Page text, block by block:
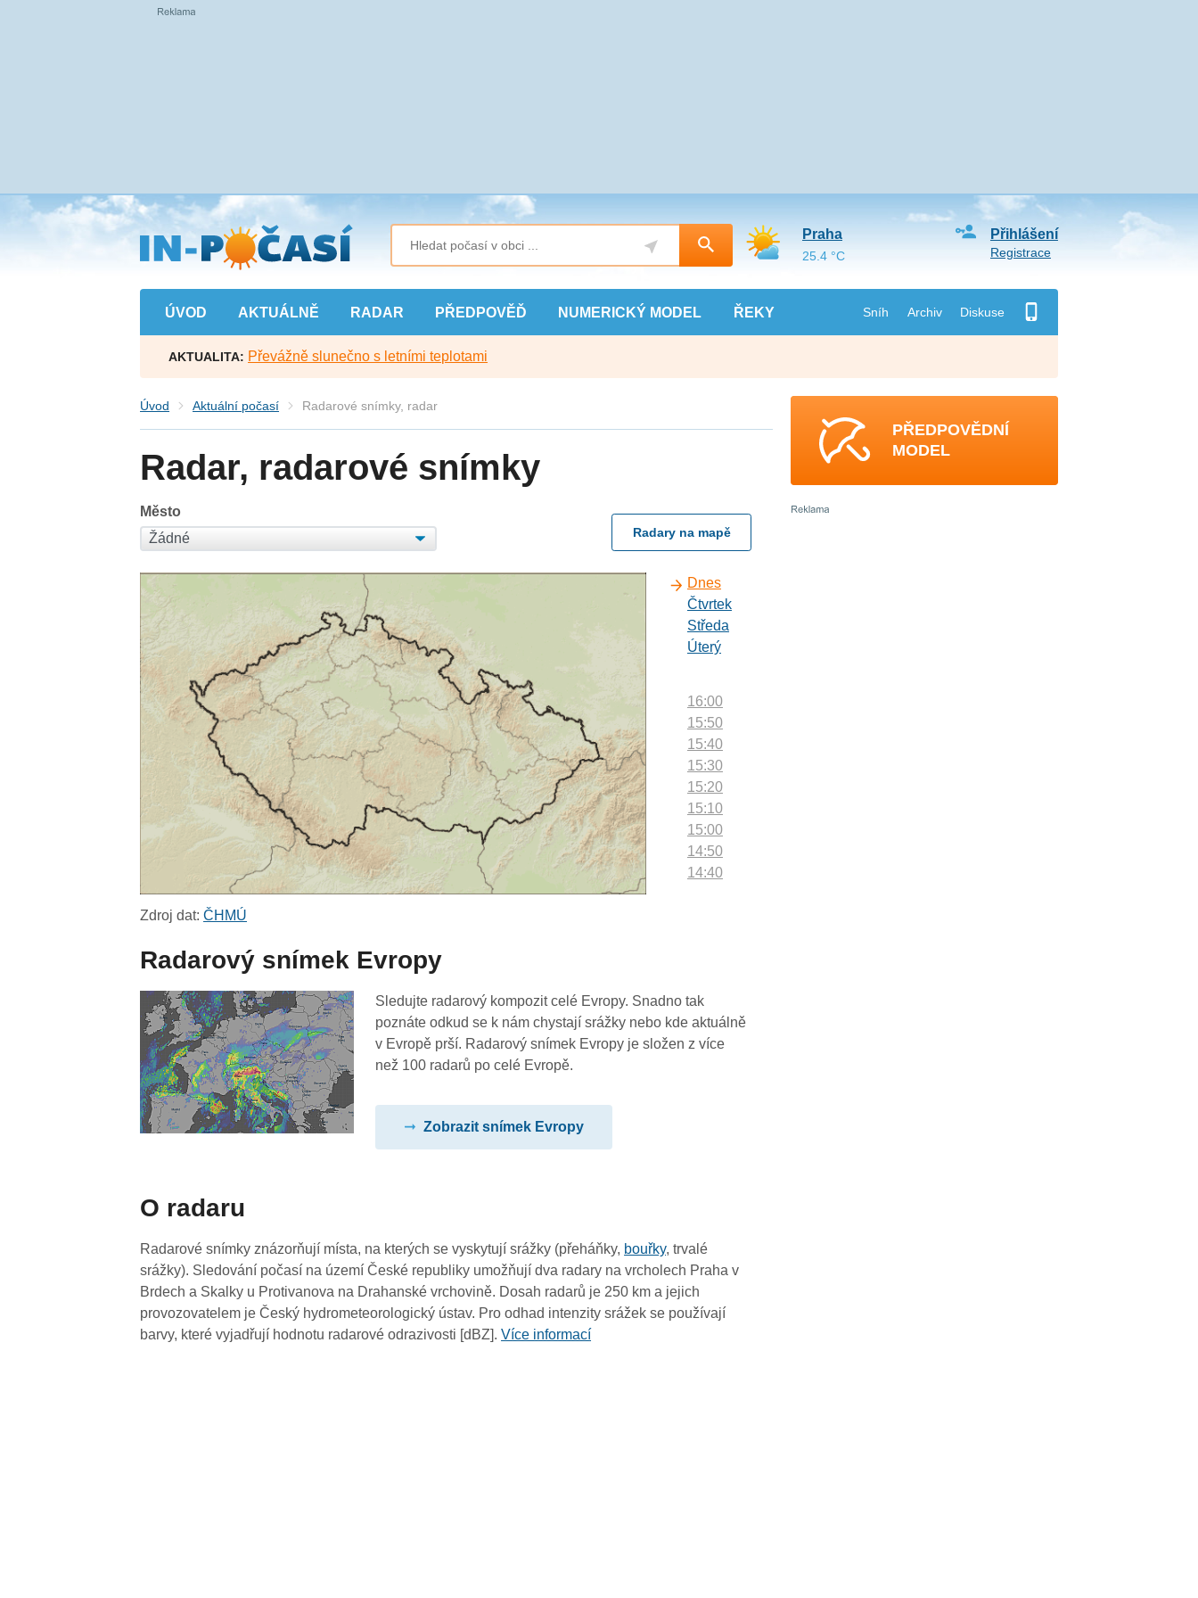
Přejít
na
hlavní
obsah
ÚVOD AKTUÁLNĚ RADAR PŘEDPOVĚĎ NUMERICKÝ MODEL ŘEKY Sníh Archiv Diskuse
Přihlášení
Registrace
Praha
25.4 °C
AKTUALITA: Převážně slunečno s letními teplotami
Úvod Aktuální počasí Radarové snímky, radar
Radar, radarové snímky
Město
Radary na mapě
Dnes
Čtvrtek
Středa
Úterý
16:00
15:50
15:40
15:30
15:20
15:10
15:00
14:50
14:40
13:40
13:30
13:20
11:40
11:30
11:20
11:10
Zdroj dat:ČHMÚ
Radarový snímek Evropy
Sledujte radarový kompozit celé Evropy. Snadno tak
poznáte odkud se k nám chystají srážky nebo kde aktuálně
v Evropě prší. Radarový snímek Evropy je složen z více
než 100 radarů po celé Evropě.
Zobrazit snímek Evropy
O radaru
Radarové snímky znázorňují místa, na kterých se vyskytují srážky (přeháňky, bouřky, trvalé
srážky). Sledování počasí na území České republiky umožňují dva radary na vrcholech Praha v
Brdech a Skalky u Protivanova na Drahanské vrchovině. Dosah radarů je 250 km a jejich
provozovatelem je Český hydrometeorologický ústav. Pro odhad intenzity srážek se používají
barvy, které vyjadřují hodnotu radarové odrazivosti [dBZ].Více informací
PŘEDPOVĚDNÍ
MODEL